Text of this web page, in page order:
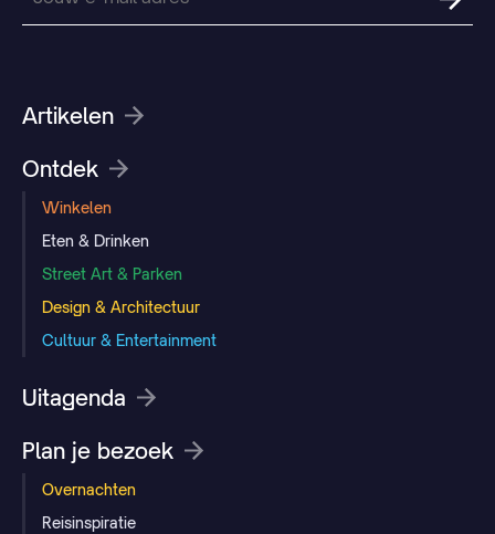
Artikelen
Ontdek
Winkelen
Eten & Drinken
Street Art & Parken
Design & Architectuur
Cultuur & Entertainment
Uitagenda
Plan je bezoek
Overnachten
Reisinspiratie